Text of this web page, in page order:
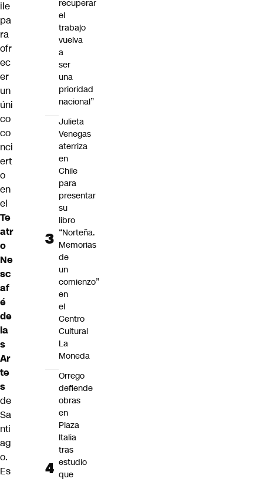
ile
pa
ra
ofr
ec
er
un
úni
co
co
nci
ert
o
en
el
Te
atr
o
Ne
sc
af
é
de
la
s
Ar
te
s
de
Sa
nti
ag
o.
Es
recuperar
el
trabajo
vuelva
a
ser
una
prioridad
nacional”
Julieta
Venegas
aterriza
en
Chile
para
presentar
su
libro
“Norteña.
Memorias
de
un
comienzo”
en
el
Centro
Cultural
La
Moneda
Orrego
defiende
obras
en
Plaza
Italia
tras
estudio
que